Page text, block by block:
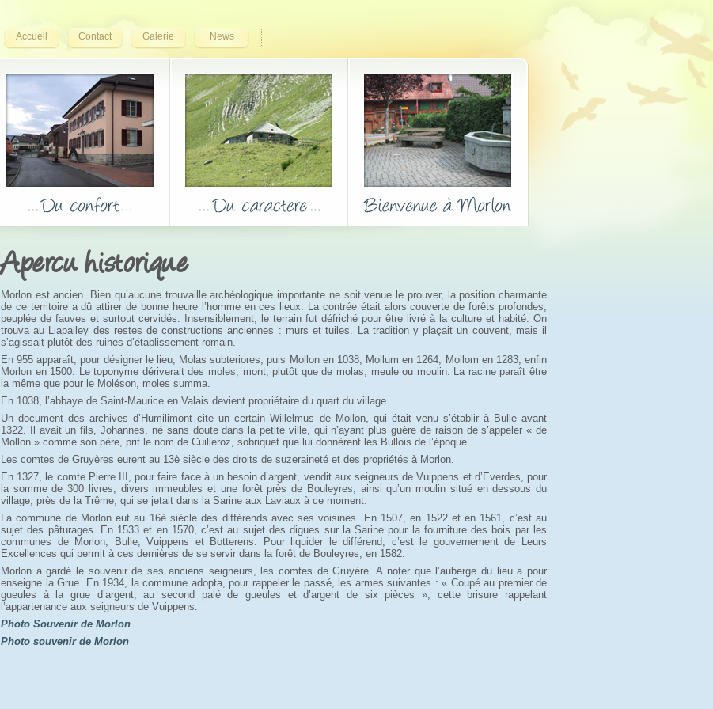
Accueil Contact Galerie News
Apercu historique
Morlon est ancien. Bien qu’aucune trouvaille archéologique importante ne soit venue le prouver, la position charmante
de ce territoire a dû attirer de bonne heure l’homme en ces lieux. La contrée était alors couverte de forêts profondes,
peuplée de fauves et surtout cervidés. Insensiblement, le terrain fut défriché pour être livré à la culture et habité. On
trouva au Liapalley des restes de constructions anciennes : murs et tuiles. La tradition y plaçait un couvent, mais il
s’agissait plutôt des ruines d’établissement romain.
En 955 apparaît, pour désigner le lieu, Molas subteriores, puis Mollon en 1038, Mollum en 1264, Mollom en 1283, enfin
Morlon en 1500. Le toponyme dériverait des moles, mont, plutôt que de molas, meule ou moulin. La racine paraît être
la même que pour le Moléson, moles summa.
En 1038, l’abbaye de Saint-Maurice en Valais devient propriétaire du quart du village.
Un document des archives d’Humilimont cite un certain Willelmus de Mollon, qui était venu s’établir à Bulle avant
1322. Il avait un fils, Johannes, né sans doute dans la petite ville, qui n’ayant plus guère de raison de s’appeler « de
Mollon » comme son père, prit le nom de Cuilleroz, sobriquet que lui donnèrent les Bullois de l’époque.
Les comtes de Gruyères eurent au 13è siècle des droits de suzeraineté et des propriétés à Morlon.
En 1327, le comte Pierre III, pour faire face à un besoin d’argent, vendit aux seigneurs de Vuippens et d’Everdes, pour
la somme de 300 livres, divers immeubles et une forêt près de Bouleyres, ainsi qu’un moulin situé en dessous du
village, près de la Trême, qui se jetait dans la Sarine aux Laviaux à ce moment.
La commune de Morlon eut au 16è siècle des différends avec ses voisines. En 1507, en 1522 et en 1561, c’est au
sujet des pâturages. En 1533 et en 1570, c’est au sujet des digues sur la Sarine pour la fourniture des bois par les
communes de Morlon, Bulle, Vuippens et Botterens. Pour liquider le différend, c’est le gouvernement de Leurs
Excellences qui permit à ces dernières de se servir dans la forêt de Bouleyres, en 1582.
Morlon a gardé le souvenir de ses anciens seigneurs, les comtes de Gruyère. A noter que l’auberge du lieu a pour
enseigne la Grue. En 1934, la commune adopta, pour rappeler le passé, les armes suivantes : « Coupé au premier de
gueules à la grue d’argent, au second palé de gueules et d’argent de six pièces »; cette brisure rappelant
l’appartenance aux seigneurs de Vuippens.
Photo Souvenir de Morlon
Photo souvenir de Morlon